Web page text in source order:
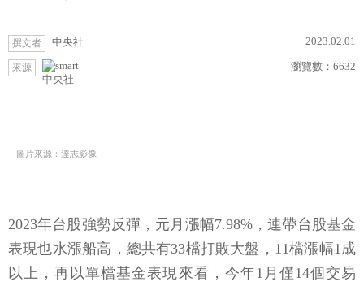
撰文者 中央社 2023.02.01
來源
中央社
瀏覽數： 6632
圖片來源：達志影像
2023年台股強勢反彈，元月漲幅7.98%，連帶台股基金
表現也水漲船高，總共有33檔打敗大盤，11檔漲幅1成
以上，再以單檔基金表現來看，今年1月僅14個交易